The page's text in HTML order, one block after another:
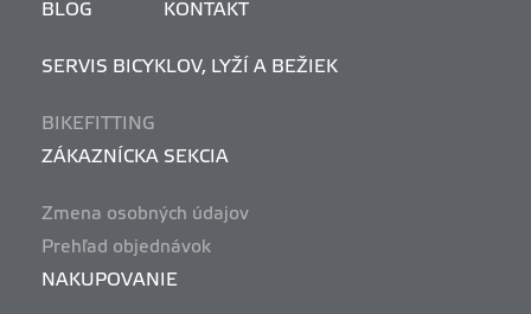
BLOG KONTAKT
SERVIS BICYKLOV, LYŽÍ A BEŽIEK
BIKEFITTING
ZÁKAZNÍCKA SEKCIA
Zmena osobných údajov
Prehľad objednávok
NAKUPOVANIE